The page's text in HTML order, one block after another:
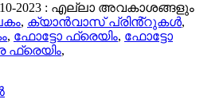
2023 : എല്ലാ അവകാശങ്ങളും
, ക്യാൻവാസ് പ്രിൻ്റുകൾ,
, ഫോട്ടോ ഫ്രെയിം, ഫോട്ടോ
ഫ്രെയിം,